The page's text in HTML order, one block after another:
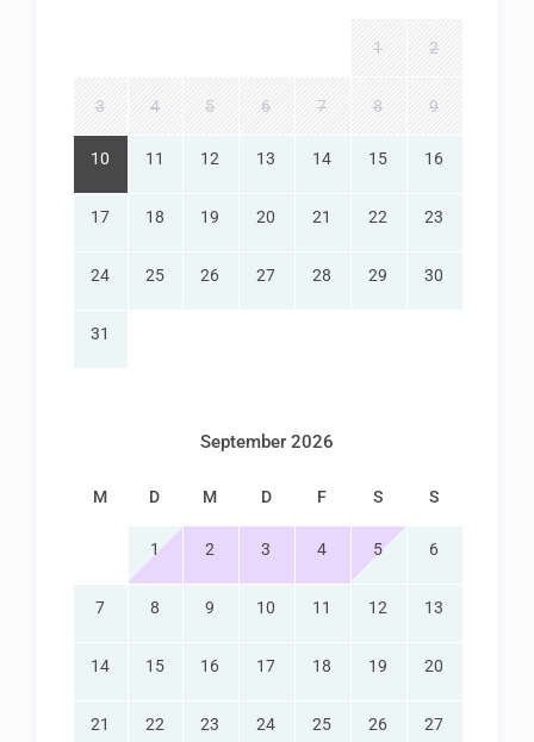
1 2
3 4 5 6 7 8 9
10 11 12 13 14 15 16
17 18 19 20 21 22 23
24 25 26 27 28 29 30
31
September 2026
M D M D F S S
1 2 3 4 5 6
7 8 9 10 11 12 13
14 15 16 17 18 19 20
21 22 23 24 25 26 27